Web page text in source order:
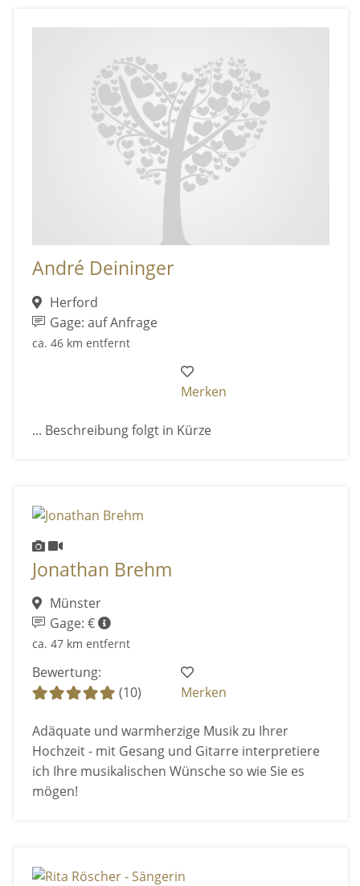
André Deininger
Herford
Gage: auf Anfrage
ca. 46 km entfernt
Merken
... Beschreibung folgt in Kürze
Jonathan Brehm
Münster
Gage: €
ca. 47 km entfernt
Bewertung:
(10)
Merken
Adäquate und warmherzige Musik zu Ihrer
Hochzeit - mit Gesang und Gitarre interpretiere
ich Ihre musikalischen Wünsche so wie Sie es
mögen!